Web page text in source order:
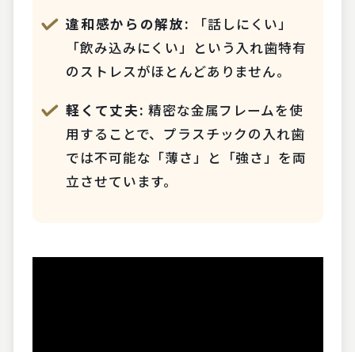
違和感からの解放: 「話しにくい」
「飲み込みにくい」という入れ歯特有
のストレスがほとんどありません。
軽くて丈夫: 精密な金属フレームを使
用することで、プラスチックの入れ歯
では不可能な「薄さ」と「強さ」を両
立させています。